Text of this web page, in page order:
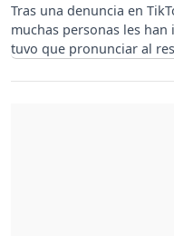
Tras una denuncia en
muchas personas les
tuvo que pronunciar al